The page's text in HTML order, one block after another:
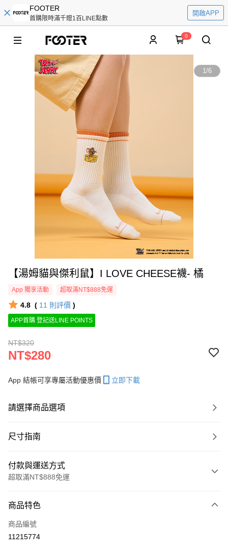
FOOTER
首購限時滿千贈1百LINE點數
開啟APP
0
1/6
【湯姆貓與傑利鼠】I LOVE CHEESE襪- 橘
App 獨享活動 超取滿NT$888免運
4.8 ( 11 則評價 )
APP首購 登記送LINE POINTS
NT$320
NT$280
App 結帳可享專屬活動優惠價 立即下載
請選擇商品選項
尺寸指南
付款與運送方式
超取滿NT$888免運
信用卡一次付款
超商取貨付款
商品特色
商品編號
11215774